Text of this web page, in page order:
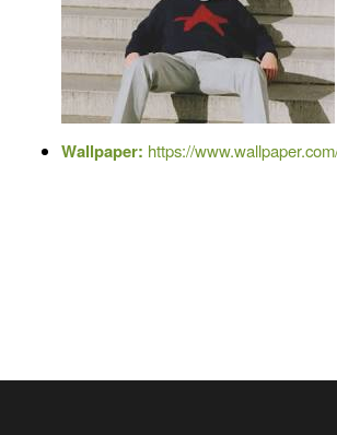
Wallpaper: https://